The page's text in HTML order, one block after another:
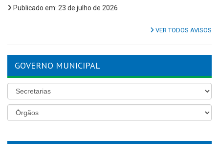
Publicado em: 23 de julho de 2026
VER TODOS AVISOS
GOVERNO MUNICIPAL